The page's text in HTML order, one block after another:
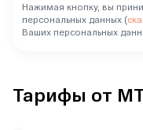
Нажимая кнопку, вы
персональных данных (
Ваших персональных
Тарифы от